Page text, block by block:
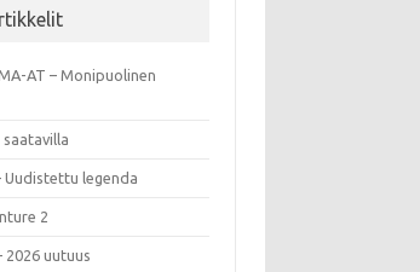
AT – Monipuolinen
saatavilla
Uudistettu legenda
2
2026 uutuus